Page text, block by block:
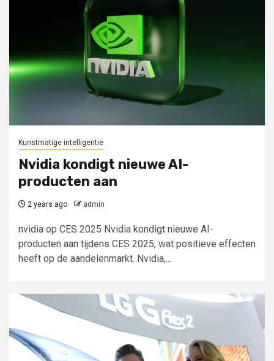
Kunstmatige intelligentie
Nvidia kondigt nieuwe AI-
producten aan
2 years ago admin
nvidia op CES 2025 Nvidia kondigt nieuwe AI-
producten aan tijdens CES 2025, wat positieve effecten
heeft op de aandelenmarkt. Nvidia,...